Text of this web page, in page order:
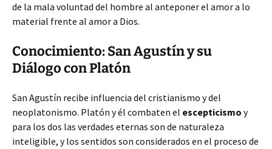
de la mala voluntad del hombre al anteponer el amor a lo
material frente al amor a Dios.
Conocimiento: San Agustín y su
Diálogo con Platón
San Agustín recibe influencia del cristianismo y del
neoplatonismo. Platón y él combaten el escepticismo y
para los dos las verdades eternas son de naturaleza
inteligible, y los sentidos son considerados en el proceso de